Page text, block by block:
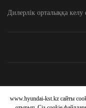
Дилерлік орталыққа келу
©
www.hyundai-kst.kz сайты